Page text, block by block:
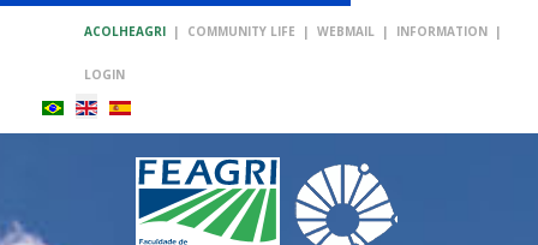
ACOLHEAGRI | COMMUNITY LIFE | WEBMAIL | INFORMATION |
LOGIN